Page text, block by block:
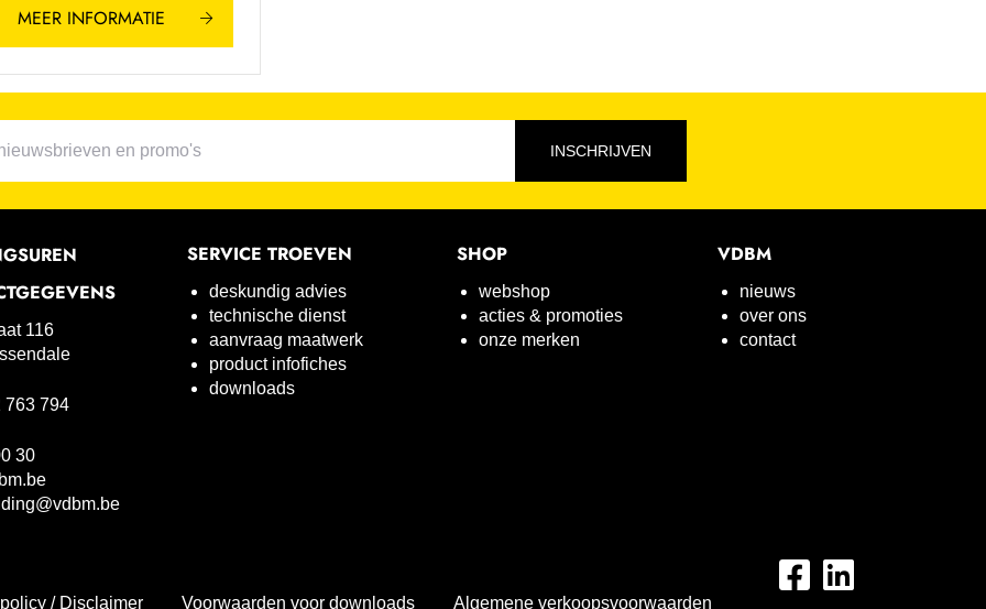
MEER INFORMATIE
INSCHRIJVEN
116
763 794
30
SERVICE TROEVEN
deskundig advies
technische dienst
aanvraag maatwerk
product infofiches
downloads
SHOP
webshop
acties & promoties
onze merken
VDBM
nieuws
over ons
contact
/ Disclaimer Voorwaarden voor downloads Algemene verkoopsvoorwaarden